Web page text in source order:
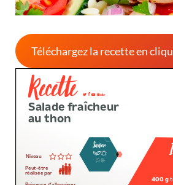
Téléchargez la recette en